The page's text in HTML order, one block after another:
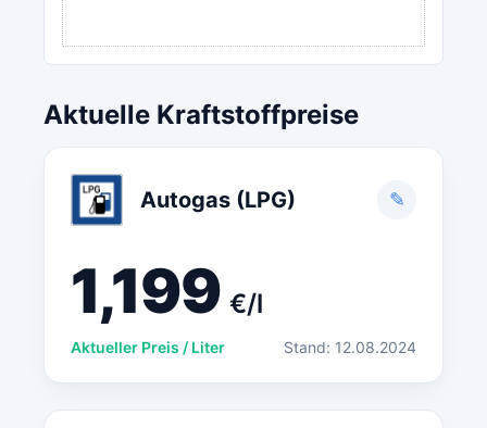
Aktuelle Kraftstoffpreise
Autogas (LPG) ✎
1,199 €/l
Aktueller Preis / Liter Stand: 12.08.2024